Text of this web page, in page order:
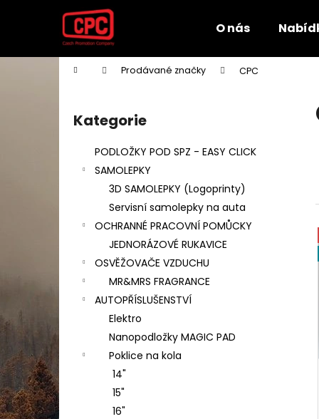
O nás
Domů Prodávané značky CPC
l
Přeskočit
kategorie
Kategorie
PODLOŽKY POD SPZ - EASY CLICK
SAMOLEPKY
3D SAMOLEPKY (Logoprinty)
Servisní samolepky na auta
OCHRANNÉ PRACOVNÍ POMŮCKY
JEDNORÁZOVÉ RUKAVICE
OSVĚŽOVAČE VZDUCHU
MR&MRS FRAGRANCE
AUTOPŘÍSLUŠENSTVÍ
Elektro
Nanopodložky MAGIC PAD
Poklice na kola
14"
15"
16"
í
Zpět
do
Zpět
do
PODLOŽKA POD SPZ - EASY CLICK
CLASSIC S ATESTEM 8SD - BEZ POTISKU
35 Kč
Původně: